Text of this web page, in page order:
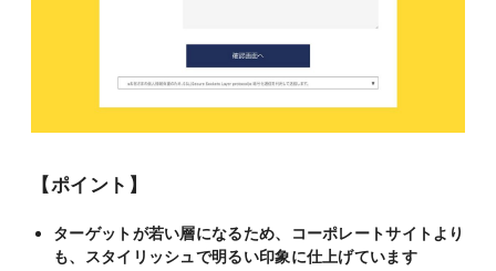
【ポイント】
ターゲットが若い層になるため、コーポレートサイトより
も、スタイリッシュで明るい印象に仕上げています